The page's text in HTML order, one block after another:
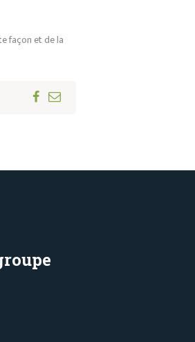
façon et de la